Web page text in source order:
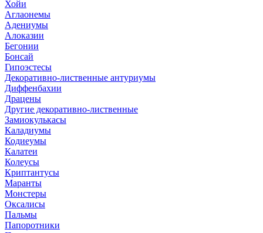
Хойи
Аглаонемы
Адениумы
Алоказии
Бегонии
Бонсай
Гипоэстесы
Декоративно-лиственные антуриумы
Диффенбахии
Драцены
Другие декоративно-лиственные
Замиокулькасы
Каладиумы
Кодиеумы
Калатеи
Колеусы
Криптантусы
Маранты
Монстеры
Оксалисы
Пальмы
Папоротники